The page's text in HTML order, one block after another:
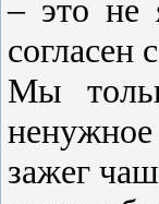
– это не
согласен
Мы
зажег